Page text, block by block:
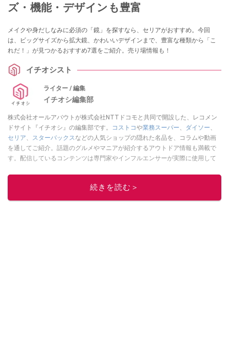
ズ・機能・デザインも豊富
メイクや身だしなみに必須の「鏡」を探すなら、セリアがおすすめ。今回
は、ビッグサイズから拡大鏡、かわいいデザインまで、豊富な種類から「こ
れだ！」が見つかるおすすめ7選をご紹介。売り場情報も！
イチオシスト
ライター / 編集
イチオシ編集部
株式会社オールアバウトが株式会社NTTドコモと共同で開設した、レコメン
ドサイト『イチオシ』の編集部です。
コストコや業務スーパー、 ダイソー、
セリア、 スターバックスなどの人気ショップの隠れた名品を、コラムや動画
を通してご紹介。話題のグルメやマニアが紹介するアウトドア情報も満載で
す。配信しているコンテンツは専門家やインフルエンサーが実際に使用して
ニュースでフォロー
続きを読む＞